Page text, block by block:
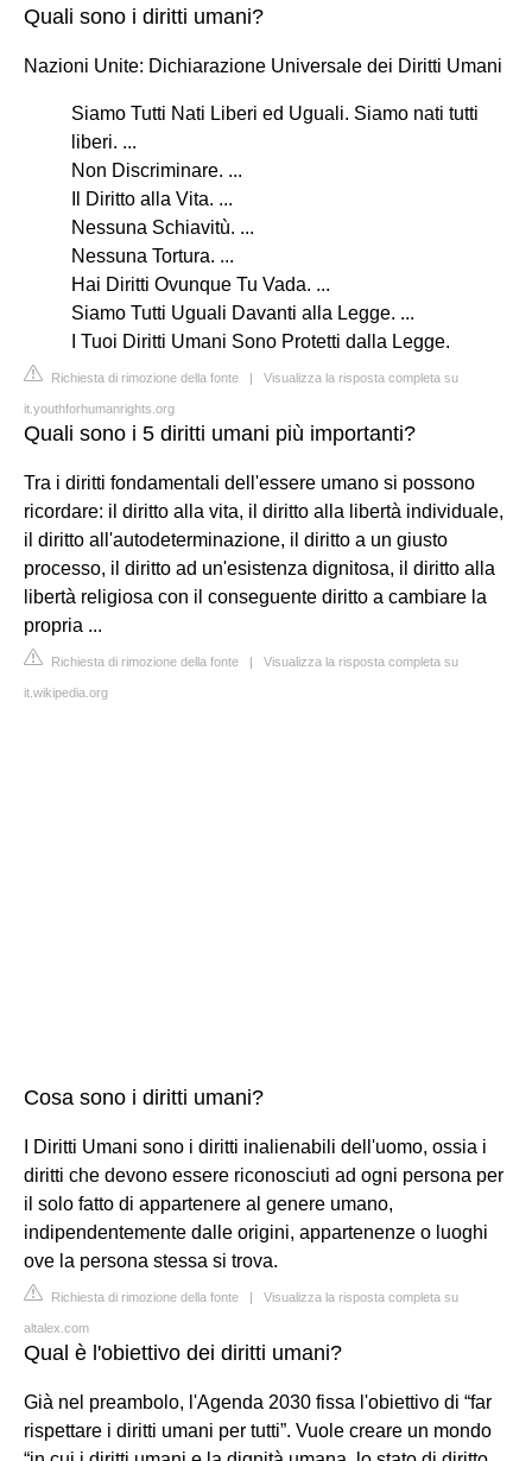
Quali sono i diritti umani?
Nazioni Unite: Dichiarazione Universale dei Diritti Umani
Siamo Tutti Nati Liberi ed Uguali. Siamo nati tutti
liberi. ...
Non Discriminare. ...
Il Diritto alla Vita. ...
Nessuna Schiavitù. ...
Nessuna Tortura. ...
Hai Diritti Ovunque Tu Vada. ...
Siamo Tutti Uguali Davanti alla Legge. ...
I Tuoi Diritti Umani Sono Protetti dalla Legge.
Richiesta di rimozione della fonte | Visualizza la risposta completa su
it.youthforhumanrights.org
Quali sono i 5 diritti umani più importanti?
Tra i diritti fondamentali dell'essere umano si possono
ricordare: il diritto alla vita, il diritto alla libertà individuale,
il diritto all'autodeterminazione, il diritto a un giusto
processo, il diritto ad un'esistenza dignitosa, il diritto alla
libertà religiosa con il conseguente diritto a cambiare la
propria ...
Richiesta di rimozione della fonte | Visualizza la risposta completa su
it.wikipedia.org
Cosa sono i diritti umani?
I Diritti Umani sono i diritti inalienabili dell'uomo, ossia i
diritti che devono essere riconosciuti ad ogni persona per
il solo fatto di appartenere al genere umano,
indipendentemente dalle origini, appartenenze o luoghi
ove la persona stessa si trova.
Richiesta di rimozione della fonte | Visualizza la risposta completa su
altalex.com
Qual è l'obiettivo dei diritti umani?
Già nel preambolo, l'Agenda 2030 fissa l'obiettivo di “far
rispettare i diritti umani per tutti”. Vuole creare un mondo